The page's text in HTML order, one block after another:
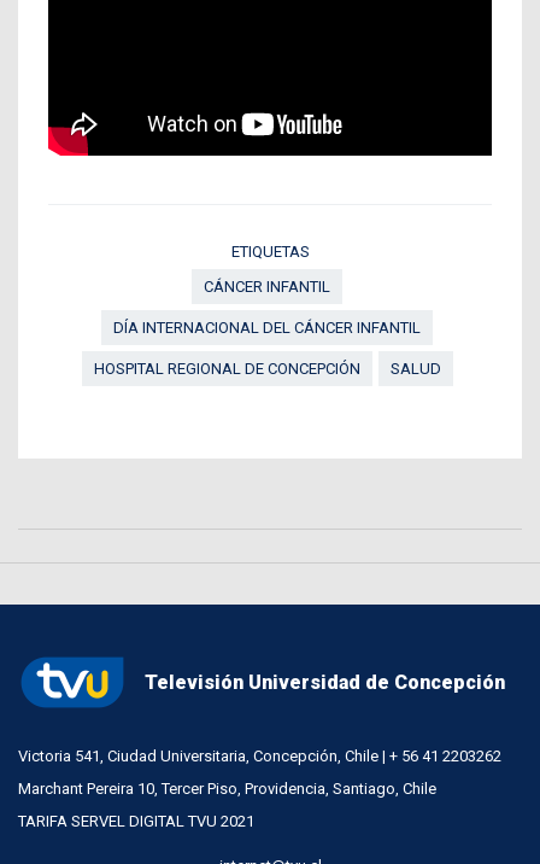
ETIQUETAS
CÁNCER INFANTIL
DÍA INTERNACIONAL DEL CÁNCER INFANTIL
HOSPITAL REGIONAL DE CONCEPCIÓN SALUD
Televisión Universidad de Concepción
Victoria 541, Ciudad Universitaria, Concepción, Chile | + 56 41 2203262
Marchant Pereira 10, Tercer Piso, Providencia, Santiago, Chile
TARIFA SERVEL DIGITAL TVU 2021